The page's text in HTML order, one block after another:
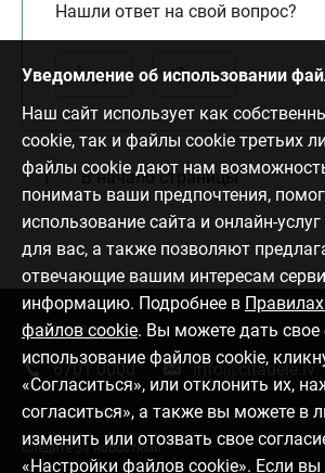
Нашли ответ на свой вопрос?
Да Нет
В начало страницы
Уведомление об использовании
Наш сайт использует как
cookie, так и файлы cookie третьих
файлы cookie дают нам
понимать ваши предпочтения,
использование сайта и онлайн-
для вас, а также позволяют
отвечающие вашим интересам
информацию. Подробнее в
файлов cookie. Вы можете дать свое
использование файлов cookie,
«Согласиться», или отклонить их,
согласиться», а также вы можете в
изменить или отозвать свое
«Настройки файлов cookie». Если
Связаться с нами
6701 0000 info@citadele.lv
Следите за новостями